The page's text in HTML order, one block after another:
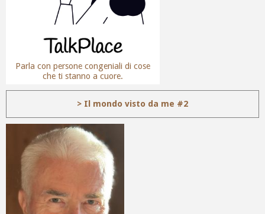
Parla con persone congeniali di cose
che ti stanno a cuore.
> Il mondo visto da me #2